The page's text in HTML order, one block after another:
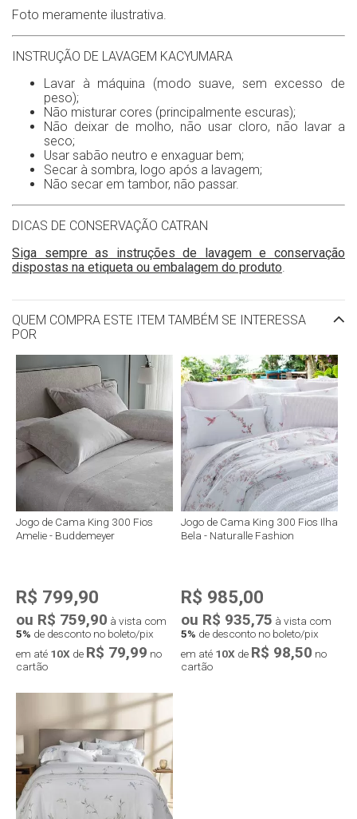
Foto meramente ilustrativa.
INSTRUÇÃO DE LAVAGEM KACYUMARA
Lavar à máquina (modo suave, sem excesso de
peso);
Não misturar cores (principalmente escuras);
Não deixar de molho, não usar cloro, não lavar a
seco;
Usar sabão neutro e enxaguar bem;
Secar à sombra, logo após a lavagem;
Não secar em tambor, não passar.
DICAS DE CONSERVAÇÃO CATRAN
Siga sempre as instruções de lavagem e conservação
dispostas na etiqueta ou embalagem do produto
QUEM COMPRA ESTE ITEM TAMBÉM SE INTERESSA
POR
Jogo de Cama King 300 Fios
Amelie - Buddemeyer
R$ 799,90
ou R$ 759,90 à vista com
5% de desconto no boleto/pix
em até 10X de R$ 79,99 no
cartão
Jogo de Cama King 300 Fios Ilha
Bela - Naturalle Fashion
R$ 985,00
ou R$ 935,75 à vista com
5% de desconto no boleto/pix
em até 10X de R$ 98,50 no
cartão